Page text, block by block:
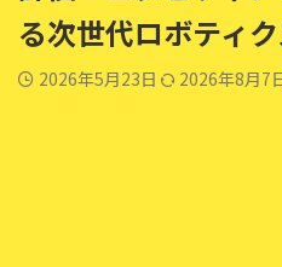
る次世代ロボティ
2026年5月23日 2026年8月7